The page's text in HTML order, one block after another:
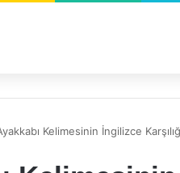
Kelimesinin İngilizce